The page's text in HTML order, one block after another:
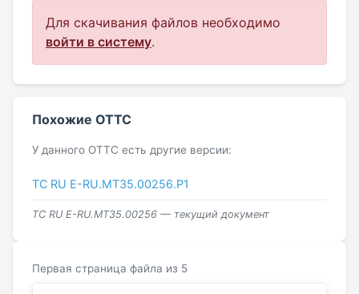
Для скачивания файлов необходимо
войти в систему.
Похожие ОТТС
У данного ОТТС есть другие версии:
ТС RU Е-RU.МТ35.00256.Р1
ТС RU Е-RU.МТ35.00256 — текущий документ
Первая страница файла из 5